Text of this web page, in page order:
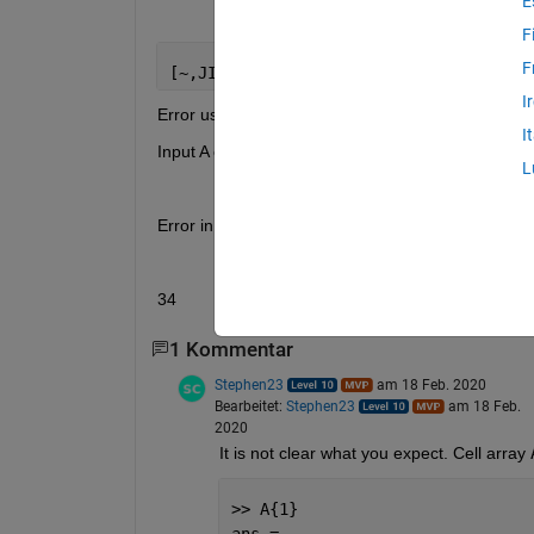
[~,JINDX] =
Error using cell/ismember (line 34)
Input A of class cell and input B of class char
Error in @(x)(ismember(B,x))
34
1 Kommentar
Stephen23
am 18 Feb. 2020
Bearbeitet: Stephen23
am 18 Feb.
2020
It is not clear what you expect. Cell array
>> A{1}